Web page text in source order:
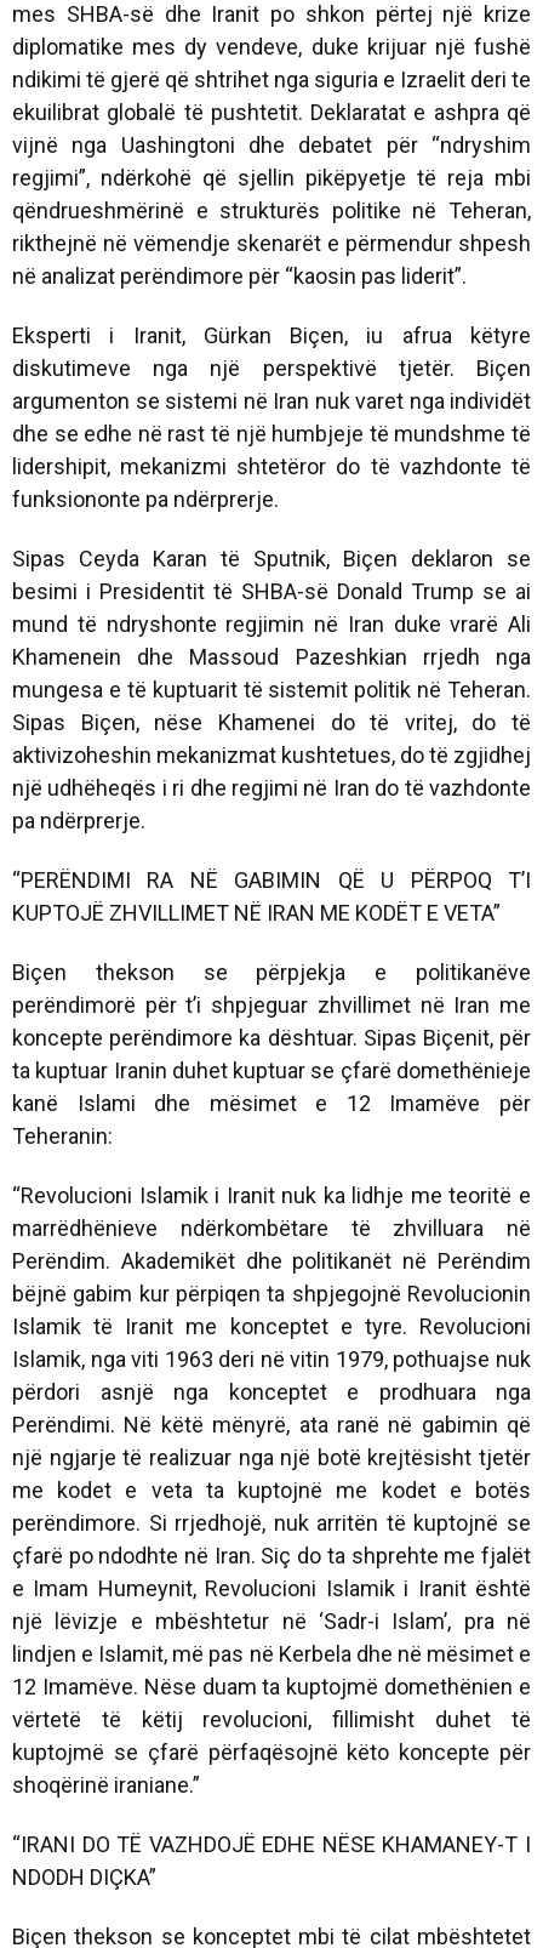
mes SHBA-së dhe Iranit po shkon përtej një krize
diplomatike mes dy vendeve, duke krijuar një fushë
ndikimi të gjerë që shtrihet nga siguria e Izraelit deri te
ekuilibrat globalë të pushtetit. Deklaratat e ashpra që
vijnë nga Uashingtoni dhe debatet për “ndryshim
regjimi”, ndërkohë që sjellin pikëpyetje të reja mbi
qëndrueshmërinë e strukturës politike në Teheran,
rikthejnë në vëmendje skenarët e përmendur shpesh
në analizat perëndimore për “kaosin pas liderit”.
Eksperti i Iranit, Gürkan Biçen, iu afrua këtyre
diskutimeve nga një perspektivë tjetër. Biçen
argumenton se sistemi në Iran nuk varet nga individët
dhe se edhe në rast të një humbjeje të mundshme të
lidershipit, mekanizmi shtetëror do të vazhdonte të
funksiononte pa ndërprerje.
Sipas Ceyda Karan të Sputnik, Biçen deklaron se
besimi i Presidentit të SHBA-së Donald Trump se ai
mund të ndryshonte regjimin në Iran duke vrarë Ali
Khamenein dhe Massoud Pazeshkian rrjedh nga
mungesa e të kuptuarit të sistemit politik në Teheran.
Sipas Biçen, nëse Khamenei do të vritej, do të
aktivizoheshin mekanizmat kushtetues, do të zgjidhej
një udhëheqës i ri dhe regjimi në Iran do të vazhdonte
pa ndërprerje.
“PERËNDIMI RA NË GABIMIN QË U PËRPOQ T’I
KUPTOJË ZHVILLIMET NË IRAN ME KODËT E VETA”
Biçen thekson se përpjekja e politikanëve
perëndimorë për t’i shpjeguar zhvillimet në Iran me
koncepte perëndimore ka dështuar. Sipas Biçenit, për
ta kuptuar Iranin duhet kuptuar se çfarë domethënieje
kanë Islami dhe mësimet e 12 Imamëve për
Teheranin:
“Revolucioni Islamik i Iranit nuk ka lidhje me teoritë e
marrëdhënieve ndërkombëtare të zhvilluara në
Perëndim. Akademikët dhe politikanët në Perëndim
bëjnë gabim kur përpiqen ta shpjegojnë Revolucionin
Islamik të Iranit me konceptet e tyre. Revolucioni
Islamik, nga viti 1963 deri në vitin 1979, pothuajse nuk
përdori asnjë nga konceptet e prodhuara nga
Perëndimi. Në këtë mënyrë, ata ranë në gabimin që
një ngjarje të realizuar nga një botë krejtësisht tjetër
me kodet e veta ta kuptojnë me kodet e botës
perëndimore. Si rrjedhojë, nuk arritën të kuptojnë se
çfarë po ndodhte në Iran. Siç do ta shprehte me fjalët
e Imam Humeynit, Revolucioni Islamik i Iranit është
një lëvizje e mbështetur në ‘Sadr-i Islam’, pra në
lindjen e Islamit, më pas në Kerbela dhe në mësimet e
12 Imamëve. Nëse duam ta kuptojmë domethënien e
vërtetë të këtij revolucioni, fillimisht duhet të
kuptojmë se çfarë përfaqësojnë këto koncepte për
shoqërinë iraniane.”
“IRANI DO TË VAZHDOJË EDHE NËSE KHAMANEY-T I
NDODH DIÇKA”
Biçen thekson se konceptet mbi të cilat mbështetet